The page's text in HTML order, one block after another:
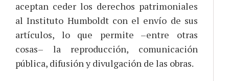
aceptan ceder los derechos patrimoniales
al Instituto Humboldt con el envío de sus
artículos, lo que permite –entre otras
cosas­– la reproducción, comunicación
pública, difusión y divulgación de las obras.